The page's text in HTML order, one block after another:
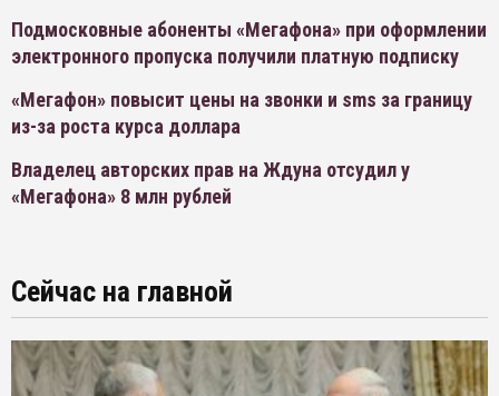
Подмосковные абоненты «Мегафона» при оформлении
электронного пропуска получили платную подписку
«Мегафон» повысит цены на звонки и sms за границу
из-за роста курса доллара
Владелец авторских прав на Ждуна отсудил у
«Мегафона» 8 млн рублей
Сейчас на главной